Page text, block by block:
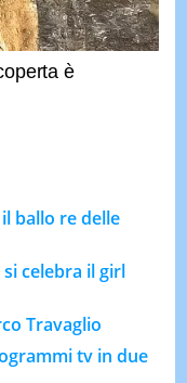
ballo re delle
celebra il girl
Travaglio
tv in due